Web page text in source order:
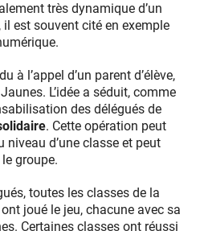
très dynamique d’un
est souvent cité en exemple
à l’appel d’un parent d’élève,
L’idée a séduit, comme
des délégués de
. Cette opération peut
niveau d’une classe et peut
groupe.
toutes les classes de la
joué le jeu, chacune avec sa
Certaines classes ont réussi